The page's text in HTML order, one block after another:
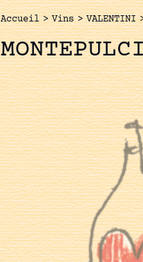
Accueil > Vins > VALENTINI